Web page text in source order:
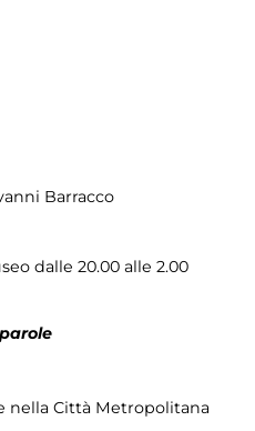
Barracco
dalle 20.00 alle 2.00
nella Città Metropolitana